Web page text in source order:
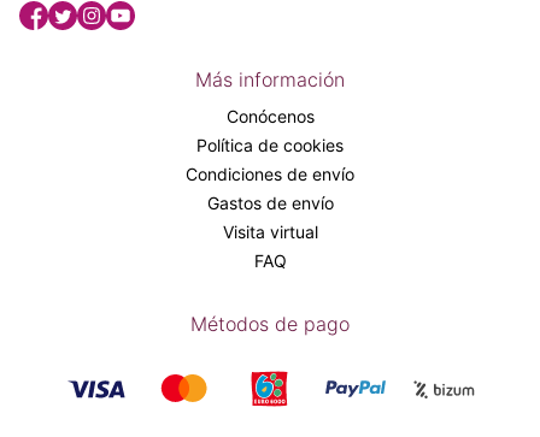
Más información
Conócenos
Política de cookies
Condiciones de envío
Gastos de envío
Visita virtual
FAQ
Métodos de pago